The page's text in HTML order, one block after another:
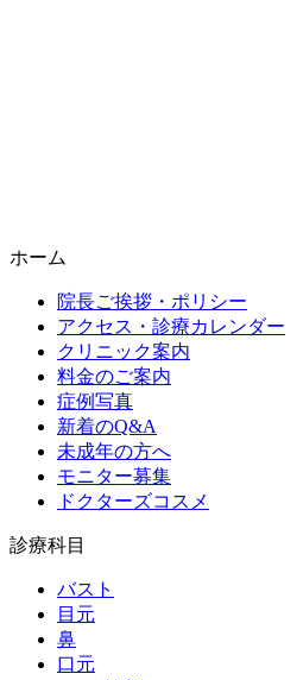
ホーム
院長ご挨拶・ポリシー
アクセス・診療カレンダー
クリニック案内
料金のご案内
症例写真
新着のQ&A
未成年の方へ
モニター募集
ドクターズコスメ
診療科目
バスト
目元
鼻
口元